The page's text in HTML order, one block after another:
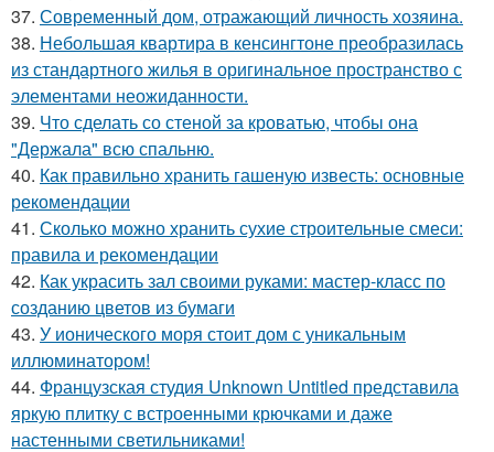
37. Современный дом, отражающий личность хозяина.
38. Небольшая квартира в кенсингтоне преобразилась
из стандартного жилья в оригинальное пространство с
элементами неожиданности.
39. Что сделать со стеной за кроватью, чтобы она
"Держала" всю спальню.
40. Как правильно хранить гашеную известь: основные
рекомендации
41. Сколько можно хранить сухие строительные смеси:
правила и рекомендации
42. Как украсить зал своими руками: мастер-класс по
созданию цветов из бумаги
43. У ионического моря стоит дом с уникальным
иллюминатором!
44. Французская студия Unknown Untitled представила
яркую плитку с встроенными крючками и даже
настенными светильниками!